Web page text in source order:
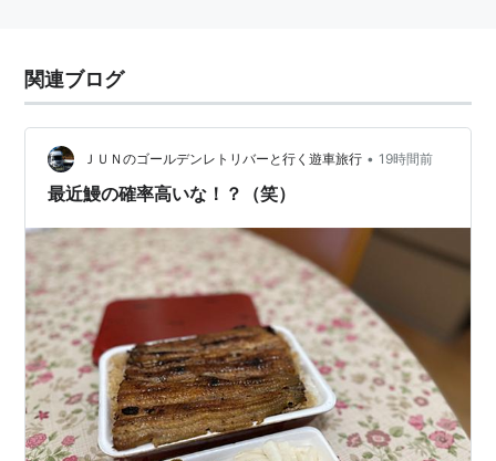
関連ブログ
ＪＵＮのゴールデンレトリバーと行く遊車旅行 • 19時間前
最近鰻の確率高いな！？（笑）